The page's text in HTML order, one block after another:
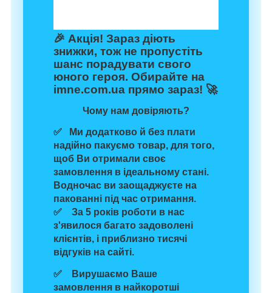
🎉 Акція! Зараз діють
знижки, тож не пропустіть
шанс порадувати свого
юного героя. Обирайте на
imne.com.ua прямо зараз! 🚀
Чому нам довіряють?
✅ Ми додатково й без плати
надійно пакуємо товар, для того,
щоб Ви отримали своє
замовлення в ідеальному стані.
Водночас ви заощаджуєте на
пакованні під час отримання.
✅ За 5 років роботи в нас
з'явилося багато задоволені
клієнтів, і приблизно тисячі
відгуків на сайті.
✅ Вирушаємо Ваше
замовлення в найкоротші